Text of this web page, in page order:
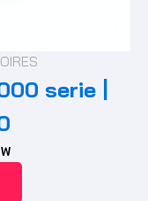
serie |